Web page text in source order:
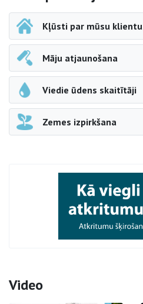
Kļūsti par mūsu klientu
Māju atjaunošana
Viedie ūdens skaitītāji
Zemes izpirkšana
Video